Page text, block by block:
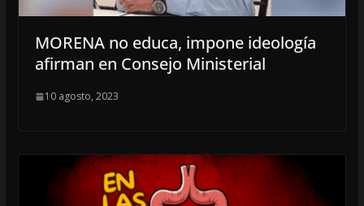
MORENA no educa, impone ideología
afirman en Consejo Ministerial
10 agosto, 2023